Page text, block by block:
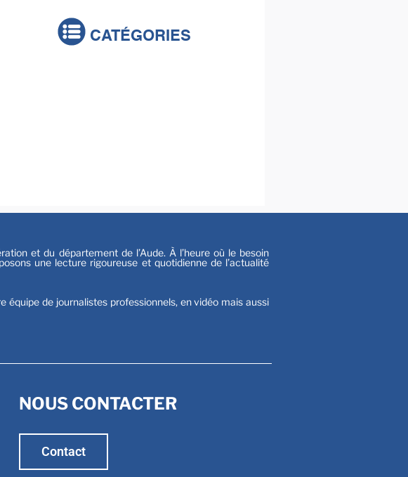
CATÉGORIES
et du département de l’Aude. À l’heure où le besoin
une lecture rigoureuse et quotidienne de l’actualité
équipe de journalistes professionnels, en vidéo mais aussi
NOUS CONTACTER
Contact